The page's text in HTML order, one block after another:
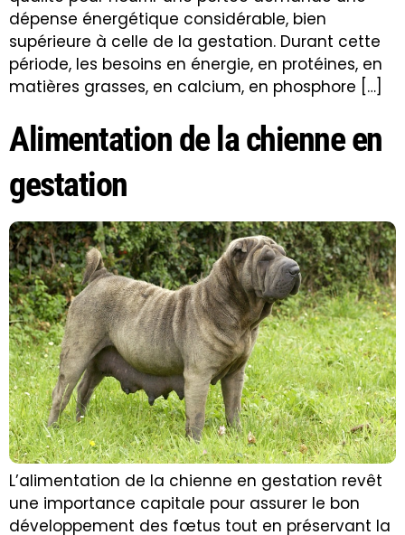
dépense énergétique considérable, bien
supérieure à celle de la gestation. Durant cette
période, les besoins en énergie, en protéines, en
matières grasses, en calcium, en phosphore […]
Alimentation de la chienne en
gestation
L’alimentation de la chienne en gestation revêt
une importance capitale pour assurer le bon
développement des fœtus tout en préservant la